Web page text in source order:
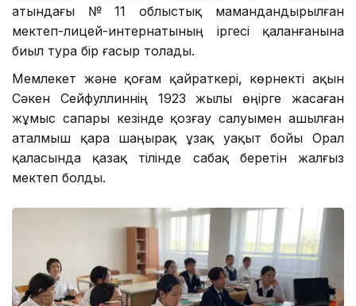
атындағы № 11 облыстық мамандандырылған
мектеп-лицей-интернатының іргесі қаланғанына
биыл тура бір ғасыр толады.
Мемлекет және қоғам қайраткері, көрнекті ақын
Сәкен Сейфуллиннің 1923 жылы өңірге жасаған
жұмыс сапары кезінде қозғау салуымен ашылған
аталмыш қара шаңырақ ұзақ уақыт бойы Орал
қаласында қазақ тілінде сабақ беретін жалғыз
мектеп болды.